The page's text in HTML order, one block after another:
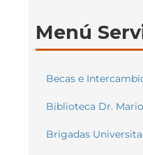
Menú
Becas e
Biblioteca Dr.
Brigadas